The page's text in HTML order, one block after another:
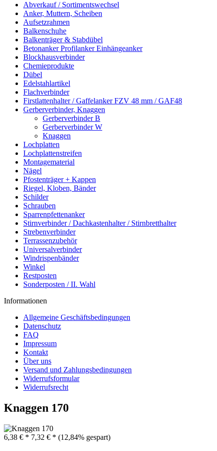
Abverkauf / Sortimentswechsel
Anker, Muttern, Scheiben
Aufsetzrahmen
Balkenschuhe
Balkenträger & Stabdübel
Betonanker Profilanker Einhängeanker
Blockhausverbinder
Chemieprodukte
Dübel
Edelstahlartikel
Flachverbinder
Firstlattenhalter / Gaffelanker FZV 48 mm / GAF48
Gerberverbinder, Knaggen
Gerberverbinder B
Gerberverbinder W
Knaggen
Lochplatten
Lochplattenstreifen
Montagematerial
Nägel
Pfostenträger + Kappen
Riegel, Kloben, Bänder
Schilder
Schrauben
Sparrenpfettenanker
Stirnverbinder / Dachkastenhalter / Stirnbretthalter
Strebenverbinder
Terrassenzubehör
Universalverbinder
Windrispenbänder
Winkel
Restposten
Sonderposten / II. Wahl
Informationen
Allgemeine Geschäftsbedingungen
Datenschutz
FAQ
Impressum
Kontakt
Über uns
Versand und Zahlungsbedingungen
Widerrufsformular
Widerrufsrecht
Knaggen 170
6,38 € * 7,32 € * (12,84% gespart)